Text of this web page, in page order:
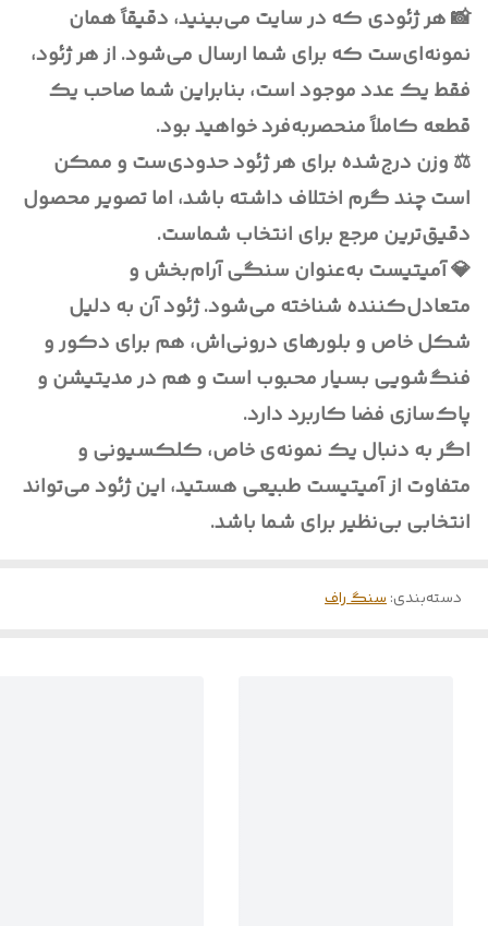
📸 هر ژئودی که در سایت می‌بینید، دقیقاً همان
نمونه‌ای‌ست که برای شما ارسال می‌شود. از هر ژئود،
فقط یک عدد موجود است، بنابراین شما صاحب یک
قطعه کاملاً منحصربه‌فرد خواهید بود.
⚖️ وزن درج‌شده برای هر ژئود حدودی‌ست و ممکن
است چند گرم اختلاف داشته باشد، اما تصویر محصول
دقیق‌ترین مرجع برای انتخاب شماست.
💎 آمیتیست به‌عنوان سنگی آرام‌بخش و
متعادل‌کننده شناخته می‌شود. ژئود آن به دلیل
شکل خاص و بلورهای درونی‌اش، هم برای دکور و
فنگ‌شویی بسیار محبوب است و هم در مدیتیشن و
پاک‌سازی فضا کاربرد دارد.
اگر به دنبال یک نمونه‌ی خاص، کلکسیونی و
متفاوت از آمیتیست طبیعی هستید، این ژئود می‌تواند
انتخابی بی‌نظیر برای شما باشد.
دسته‌بندی:سنگ راف